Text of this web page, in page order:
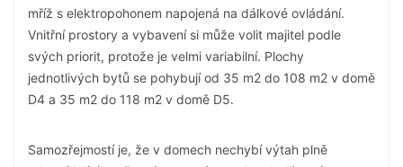
mříž s elektropohonem napojená na dálkové ovládání.
Vnitřní prostory a vybavení si může volit majitel podle
svých priorit, protože je velmi variabilní. Plochy
jednotlivých bytů se pohybují od 35 m2 do 108 m2 v domě
D4 a 35 m2 do 118 m2 v domě D5.
Samozřejmostí je, že v domech nechybí výtah plně